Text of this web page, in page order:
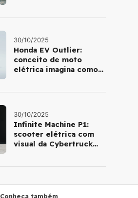
30/10/2025
Honda EV Outlier:
conceito de moto
elétrica imagina como
30/10/2025
Infinite Machine P1:
scooter elétrica com
visual da Cybertruck
Conheça também